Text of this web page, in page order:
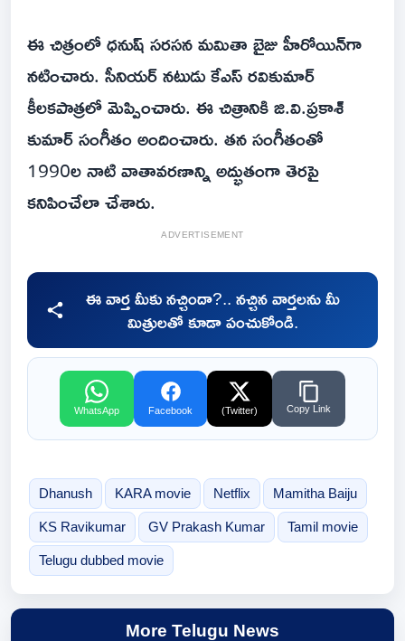
ఈ చిత్రంలో ధనుష్ సరసన మమితా బైజు హీరోయిన్‌గా
నటించారు. సీనియర్ నటుడు కేఎస్ రవికుమార్
కీలకపాత్రలో మెప్పించారు. ఈ చిత్రానికి జి.వి.ప్రకాశ్
కుమార్ సంగీతం అందించారు. తన సంగీతంతో
1990ల నాటి వాతావరణాన్ని అద్భుతంగా తెరపై
కనిపించేలా చేశారు.
ADVERTISEMENT
ఈ వార్త మీకు నచ్చిందా?.. నచ్చిన వార్తలను మీ
మిత్రులతో కూడా పంచుకోండి.
WhatsApp Facebook (Twitter) Copy Link
Dhanush KARA movie Netflix Mamitha Baiju
KS Ravikumar GV Prakash Kumar Tamil movie
Telugu dubbed movie
More Telugu News